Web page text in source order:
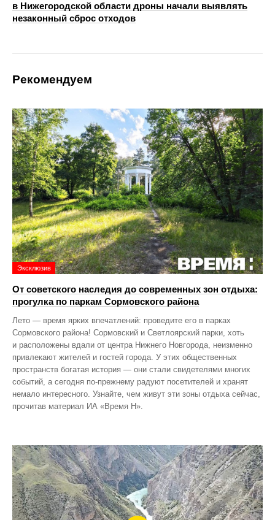
в Нижегородской области дроны начали выявлять
незаконный сброс отходов
Рекомендуем
Эксклюзив
От советского наследия до современных зон отдыха:
прогулка по паркам Сормовского района
Лето — время ярких впечатлений: проведите его в парках
Сормовского района! Сормовский и Светлоярский парки, хоть
и расположены вдали от центра Нижнего Новгорода, неизменно
привлекают жителей и гостей города. У этих общественных
пространств богатая история — они стали свидетелями многих
событий, а сегодня по‑прежнему радуют посетителей и хранят
немало интересного. Узнайте, чем живут эти зоны отдыха сейчас,
прочитав материал ИА «Время Н».